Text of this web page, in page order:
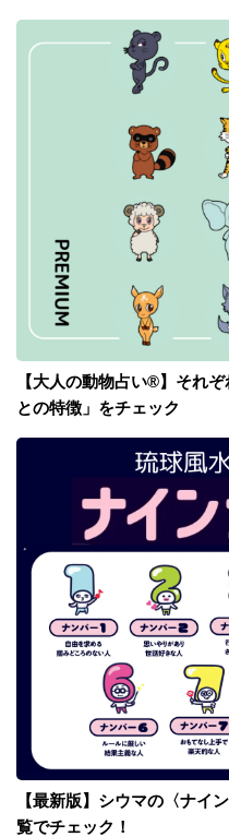
【大人の動物占い®】それ
との特徴」をチェック
【最新版】シウマの〈ナイ
覧でチェック！